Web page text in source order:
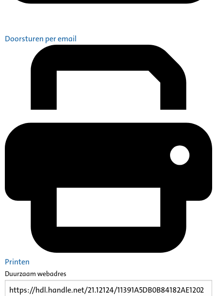
Doorsturen per email
Printen
Duurzaam webadres